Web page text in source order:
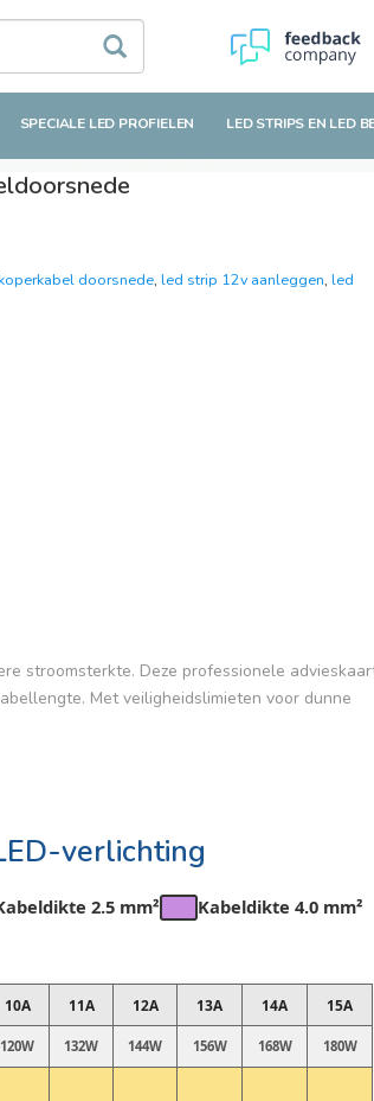
SPECIALE LED PROFIELEN LED STRIPS EN LED
doorsnede, led strip 12v aanleggen, led
stroomsterkte. Deze professionele
Met veiligheidslimieten voor dunne
verlichting
2.5 mm²
Kabeldikte 4.0 mm²
10A 11A 12A 13A 14A 15A
120W 132W 144W 156W 168W 180W